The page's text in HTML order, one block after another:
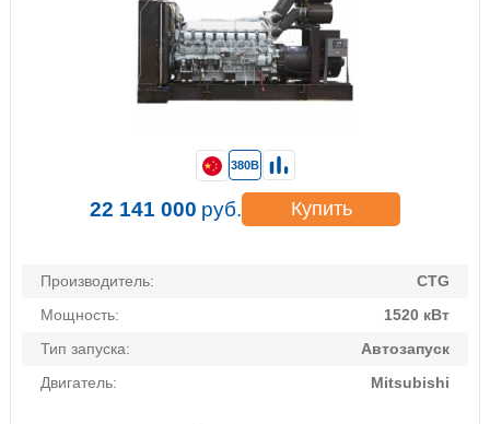
Производитель:
CTG
Мощность:
1520 кВт
Тип запуска:
Автозапуск
Двигатель:
Mitsubishi
380В
22 141 000 руб. Купить